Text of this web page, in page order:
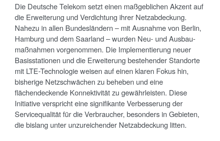
Die Deut­sche Telekom setzt einen maßgeblichen Akzent auf
die Erweiterung und Verdichtung ihrer Netzabdeckung.
Nahezu in allen Bundes­ländern – mit Ausnahme von Berlin,
Hamburg und dem Saar­land – wurden Neu- und Ausbau­
maßnahmen vorgenommen. Die Implementierung neuer
Basis­sta­tionen und die Erweiterung bestehender Stand­orte
mit LTE-Technologie weisen auf einen klaren Fokus hin,
bisherige Netzschwächen zu beheben und eine
flächendeckende Konnektivität zu gewährleisten. Diese
Initiative verspricht eine signifikante Verbesserung der
Servicequalität für die Verbraucher, besonders in Gebieten,
die bislang unter unzureichender Netzabdeckung litten.